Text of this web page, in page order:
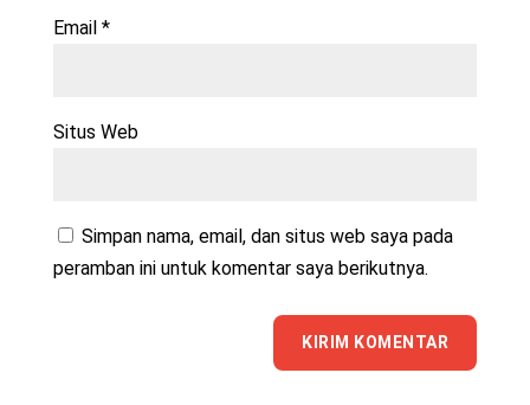
Email *
Situs Web
Simpan nama, email, dan situs web saya pada
peramban ini untuk komentar saya berikutnya.